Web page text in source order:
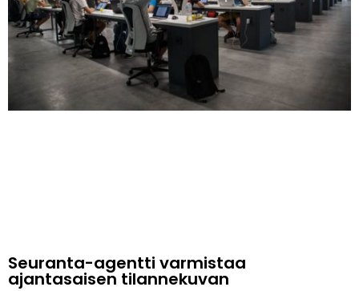
Seuranta-agentti varmistaa
ajantasaisen tilannekuvan